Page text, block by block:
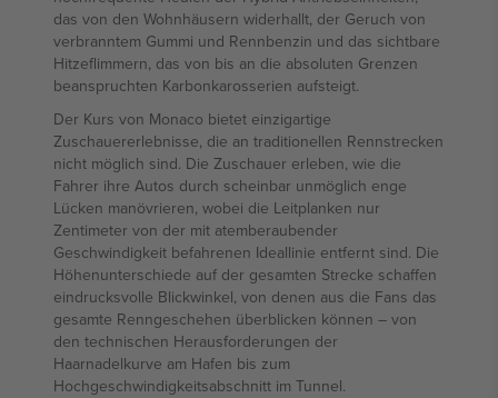
das von den Wohnhäusern widerhallt, der Geruch von
verbranntem Gummi und Rennbenzin und das sichtbare
Hitzeflimmern, das von bis an die absoluten Grenzen
beanspruchten Karbonkarosserien aufsteigt.
Der Kurs von Monaco bietet einzigartige
Zuschauererlebnisse, die an traditionellen Rennstrecken
nicht möglich sind. Die Zuschauer erleben, wie die
Fahrer ihre Autos durch scheinbar unmöglich enge
Lücken manövrieren, wobei die Leitplanken nur
Zentimeter von der mit atemberaubender
Geschwindigkeit befahrenen Ideallinie entfernt sind. Die
Höhenunterschiede auf der gesamten Strecke schaffen
eindrucksvolle Blickwinkel, von denen aus die Fans das
gesamte Renngeschehen überblicken können – von
den technischen Herausforderungen der
Haarnadelkurve am Hafen bis zum
Hochgeschwindigkeitsabschnitt im Tunnel.